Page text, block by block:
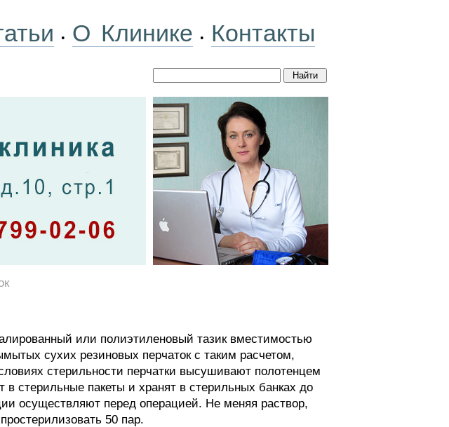
• О Клинике • Контакты
или полиэтиленовый тазик вместимостью
сухих резиновых перчаток с таким расчетом,
стерильности перчатки высушивают полотенцем
стерильные пакеты и хранят в стерильных банках до
осуществляют перед операцией. Не меняя раствор,
50 пар.